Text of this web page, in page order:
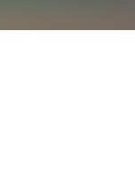
and Story